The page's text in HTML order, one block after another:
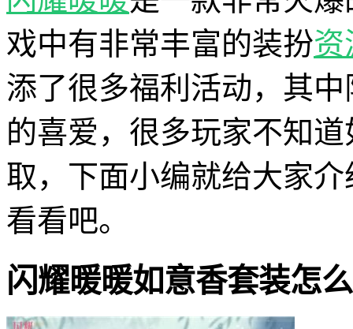
戏中有非常丰富的装扮资
添了很多福利活动，其
的喜爱，很多玩家不知
取，下面小编就给大家
看看吧。
闪耀暖暖如意香套装怎